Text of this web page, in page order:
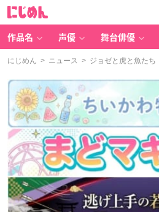
作品名 声優 舞台俳優
にじめん > ニュース > ジョゼと虎と魚たち